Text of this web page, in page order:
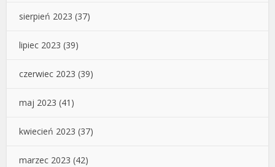
sierpień 2023 (37)
lipiec 2023 (39)
czerwiec 2023 (39)
maj 2023 (41)
kwiecień 2023 (37)
marzec 2023 (42)